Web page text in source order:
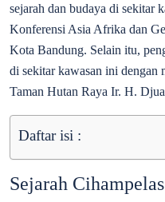
sejarah dan budaya di sekitar
Konferensi Asia Afrika dan
Kota Bandung. Selain itu,
di sekitar kawasan ini dengan
Taman Hutan Raya Ir. H.
Daftar isi :
Sejarah Cihampelas